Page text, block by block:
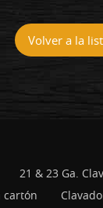
Volver a la
21 & 23 Ga.
cartón